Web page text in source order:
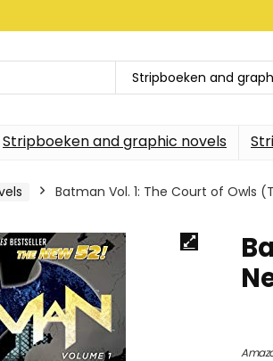
Stripboeken and
Stripboeken and graphic novels
Batman Vol. 1: The Court of Owls